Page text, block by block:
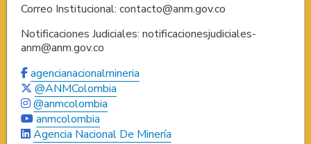
Correo Institucional: contacto@anm.gov.co
Notificaciones Judiciales: notificacionesjudiciales-
anm@anm.gov.co
agencianacionalmineria
@ANMColombia
@anmcolombia
anmcolombia
Agencia Nacional De Minería